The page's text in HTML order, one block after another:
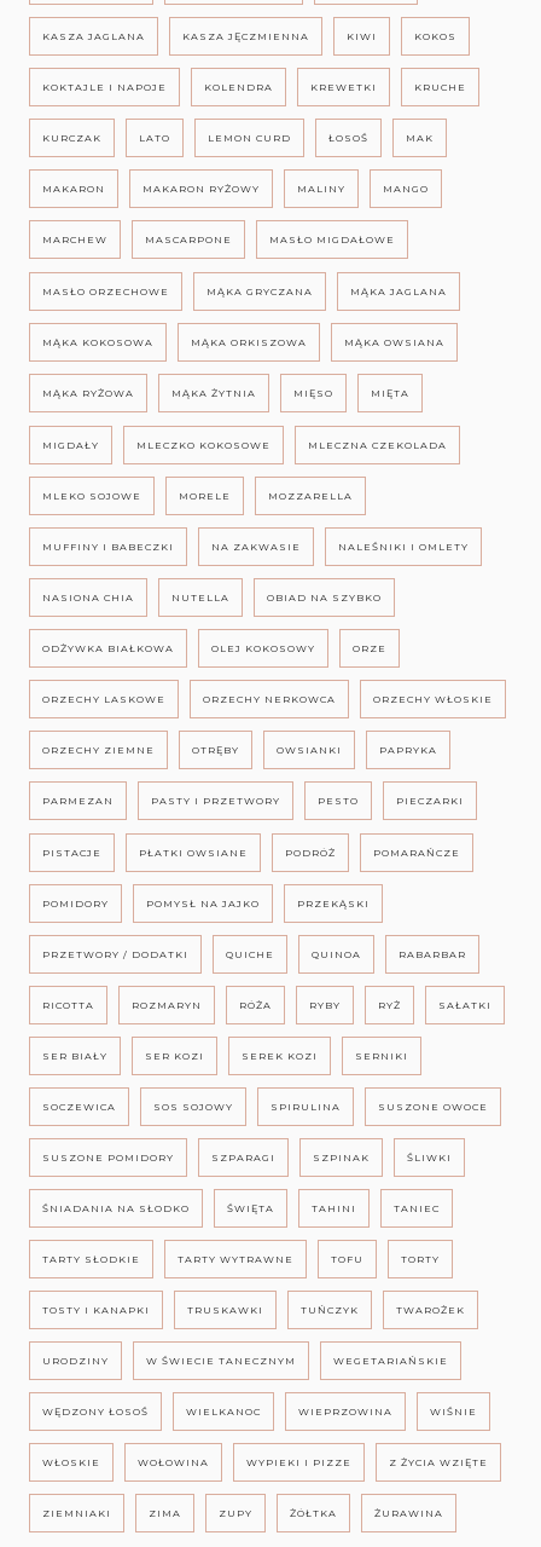
KASZA JAGLANA KASZA JĘCZMIENNA KIWI KOKOS
KOKTAJLE I NAPOJE KOLENDRA KREWETKI KRUCHE
KURCZAK LATO LEMON CURD ŁOSOŚ MAK
MAKARON MAKARON RYŻOWY MALINY MANGO
MARCHEW MASCARPONE MASŁO MIGDAŁOWE
MASŁO ORZECHOWE MĄKA GRYCZANA MĄKA JAGLANA
MĄKA KOKOSOWA MĄKA ORKISZOWA MĄKA OWSIANA
MĄKA RYŻOWA MĄKA ŻYTNIA MIĘSO MIĘTA
MIGDAŁY MLECZKO KOKOSOWE MLECZNA CZEKOLADA
MLEKO SOJOWE MORELE MOZZARELLA
MUFFINY I BABECZKI NA ZAKWASIE NALEŚNIKI I OMLETY
NASIONA CHIA NUTELLA OBIAD NA SZYBKO
ODŻYWKA BIAŁKOWA OLEJ KOKOSOWY ORZE
ORZECHY LASKOWE ORZECHY NERKOWCA ORZECHY WŁOSKIE
ORZECHY ZIEMNE OTRĘBY OWSIANKI PAPRYKA
PARMEZAN PASTY I PRZETWORY PESTO PIECZARKI
PISTACJE PŁATKI OWSIANE PODRÓŻ POMARAŃCZE
POMIDORY POMYSŁ NA JAJKO PRZEKĄSKI
PRZETWORY / DODATKI QUICHE QUINOA RABARBAR
RICOTTA ROZMARYN RÓŻA RYBY RYŻ SAŁATKI
SER BIAŁY SER KOZI SEREK KOZI SERNIKI
SOCZEWICA SOS SOJOWY SPIRULINA SUSZONE OWOCE
SUSZONE POMIDORY SZPARAGI SZPINAK ŚLIWKI
ŚNIADANIA NA SŁODKO ŚWIĘTA TAHINI TANIEC
TARTY SŁODKIE TARTY WYTRAWNE TOFU TORTY
TOSTY I KANAPKI TRUSKAWKI TUŃCZYK TWAROŻEK
URODZINY W ŚWIECIE TANECZNYM WEGETARIAŃSKIE
WĘDZONY ŁOSOŚ WIELKANOC WIEPRZOWINA WIŚNIE
WŁOSKIE WOŁOWINA WYPIEKI I PIZZE Z ŻYCIA WZIĘTE
ZIEMNIAKI ZIMA ZUPY ŻÓŁTKA ŻURAWINA